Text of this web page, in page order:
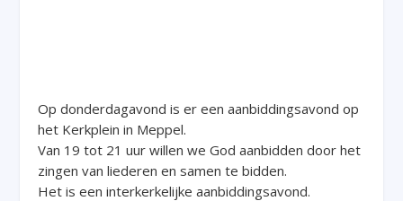
Op donderdagavond is er een aanbiddingsavond op
het Kerkplein in Meppel.
Van 19 tot 21 uur willen we God aanbidden door het
zingen van liederen en samen te bidden.
Het is een interkerkelijke aanbiddingsavond.